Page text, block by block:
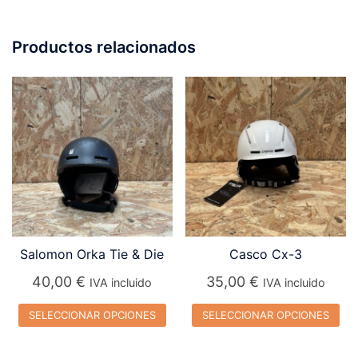
Productos relacionados
Salomon Orka Tie & Die
40,00€ IVA incluido
SELECCIONAR OPCIONES
Casco Cx-3
35,00€ IVA incluido
SELECCIONAR OPCIONES